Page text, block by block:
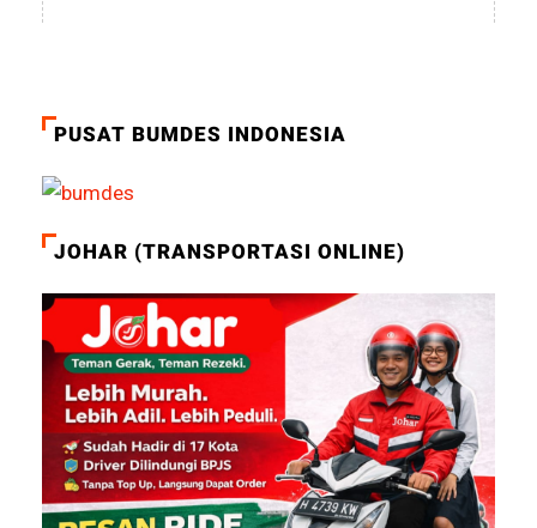
PUSAT BUMDES INDONESIA
JOHAR (TRANSPORTASI ONLINE)